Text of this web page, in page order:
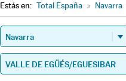
Estás en: Total España » Navarra